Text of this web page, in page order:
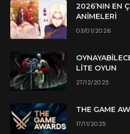
2026’NIN EN
ANIMELERI
03/01/2026
LITE OYUN
27/12/2025
THE GAME
17/11/2025